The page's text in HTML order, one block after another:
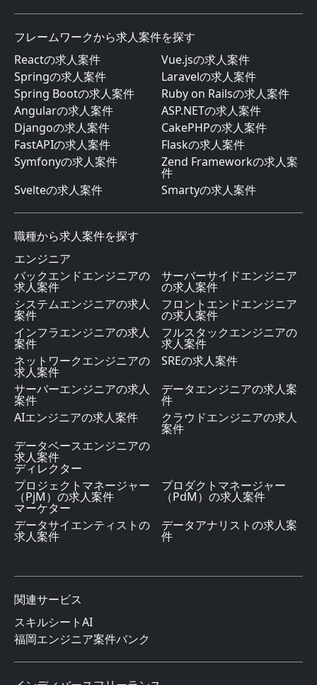
フレームワークから求人案件を探す
Reactの求人案件
Vue.jsの求人案件
Springの求人案件
Laravelの求人案件
Spring Bootの求人案件
Ruby on Railsの求人案件
Angularの求人案件
ASP.NETの求人案件
Djangoの求人案件
CakePHPの求人案件
FastAPIの求人案件
Flaskの求人案件
Symfonyの求人案件
Zend Frameworkの求人案
件
Svelteの求人案件
Smartyの求人案件
職種から求人案件を探す
エンジニア
バックエンドエンジニアの
求人案件
サーバーサイドエンジニア
の求人案件
システムエンジニアの求人
案件
フロントエンドエンジニア
の求人案件
インフラエンジニアの求人
案件
フルスタックエンジニアの
求人案件
ネットワークエンジニアの
求人案件
SREの求人案件
サーバーエンジニアの求人
案件
データエンジニアの求人案
件
AIエンジニアの求人案件
クラウドエンジニアの求人
案件
データベースエンジニアの
求人案件
ディレクター
プロジェクトマネージャー
（PjM）の求人案件
プロダクトマネージャー
（PdM）の求人案件
マーケター
データサイエンティストの
求人案件
データアナリストの求人案
件
関連サービス
スキルシートAI
福岡エンジニア案件バンク